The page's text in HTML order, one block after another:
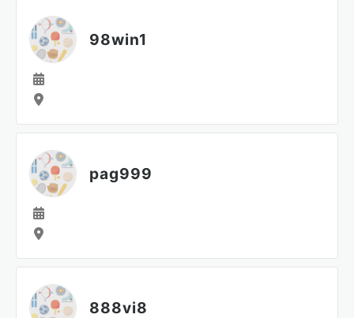
98win1
pag999
888vi8